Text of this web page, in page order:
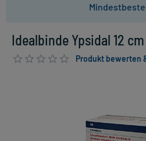
Idealbinde Ypsidal 12
Produkt bewerten